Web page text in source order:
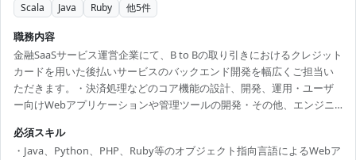
Scala Java Ruby 他5件
職務内容
金融SaaSサービス運営企業にて、B to Bの取り引きにおけるクレジット
カードを用いた後払いサービスのバックエンド開発を幅広くご担当い
ただきます。・決済処理などのコア機能の設計、開発、運用・ユーザ
ー向けWebアプリケーションや管理ツールの開発・その他、エンジニ
必須スキル
・Java、Python、PHP、Ruby等のオブジェクト指向言語によるWebア